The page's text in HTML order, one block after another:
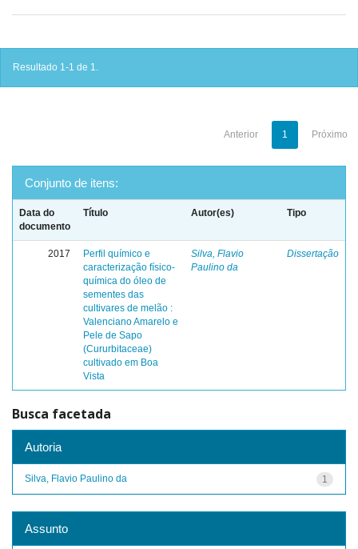
Resultado 1-1 de 1.
Anterior 1 Próximo
Conjunto de itens:
Data do
documento
Título Autor(es) Tipo
2017
Perfil químico e
caracterização físico-
química do óleo de
sementes das
cultivares de melão :
Valenciano Amarelo e
Pele de Sapo
(Cururbitaceae)
cultivado em Boa
Vista
Silva, Flavio
Paulino da
Dissertação
Busca facetada
Autoria
1
Silva, Flavio Paulino da
Assunto